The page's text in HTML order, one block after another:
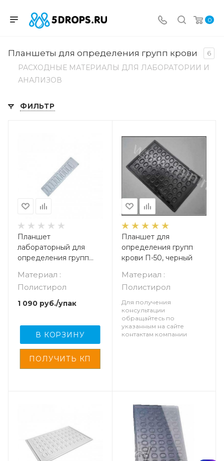
0
Планшеты для определения групп крови 6
РАСХОДНЫЕ МАТЕРИАЛЫ ДЛЯ ЛАБОРАТОРИИ И
АНАЛИЗОВ
ФИЛЬТР
Планшет
лабораторный для
определения групп
упаковка 10 шт.
Материал :
Полистирол
1 090 руб./упак
В КОРЗИНУ
Планшет для
определения групп
крови П-50, черный
Материал :
Полистирол
Для получения
консультации
обращайтесь по
указанным на сайте
контактам компании